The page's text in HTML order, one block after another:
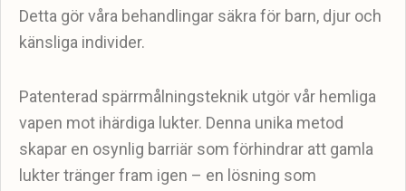
Detta gör våra behandlingar säkra för barn, djur och
känsliga individer.
Patenterad spärrmålningsteknik utgör vår hemliga
vapen mot ihärdiga lukter. Denna unika metod
skapar en osynlig barriär som förhindrar att gamla
lukter tränger fram igen – en lösning som